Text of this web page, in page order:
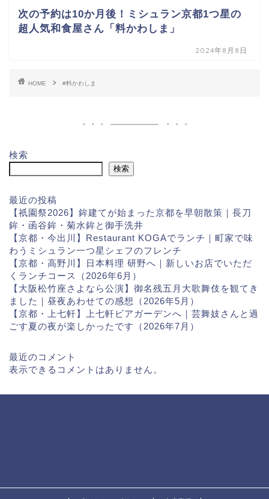
次の予約は10か月後！ミシュラン京都1つ星の
超人気和食屋さん「料かわしま」
2024年8月8日
HOME #料かわしま
検索
検索
最近の投稿
【祇園祭2026】鉾建てが始まった京都を早朝散策｜長刀
鉾・函谷鉾・菊水鉾と御手洗井
【京都・今出川】Restaurant KOGAでランチ｜町家で味
わうミシュラン一つ星シェフのフレンチ
【京都・高野川】日本料理 研野へ｜新しいお店でいただ
くランチコース（2026年6月）
【大阪松竹座さよなら公演】御名残五月大歌舞伎を観てき
ました｜昼夜あわせての感想（2026年5月）
【京都・上七軒】上七軒ビアガーデンへ｜芸舞妓さんと過
ごす夏の夜が楽しかったです（2026年7月）
最近のコメント
表示できるコメントはありません。